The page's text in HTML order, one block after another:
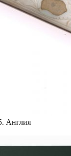
Англия